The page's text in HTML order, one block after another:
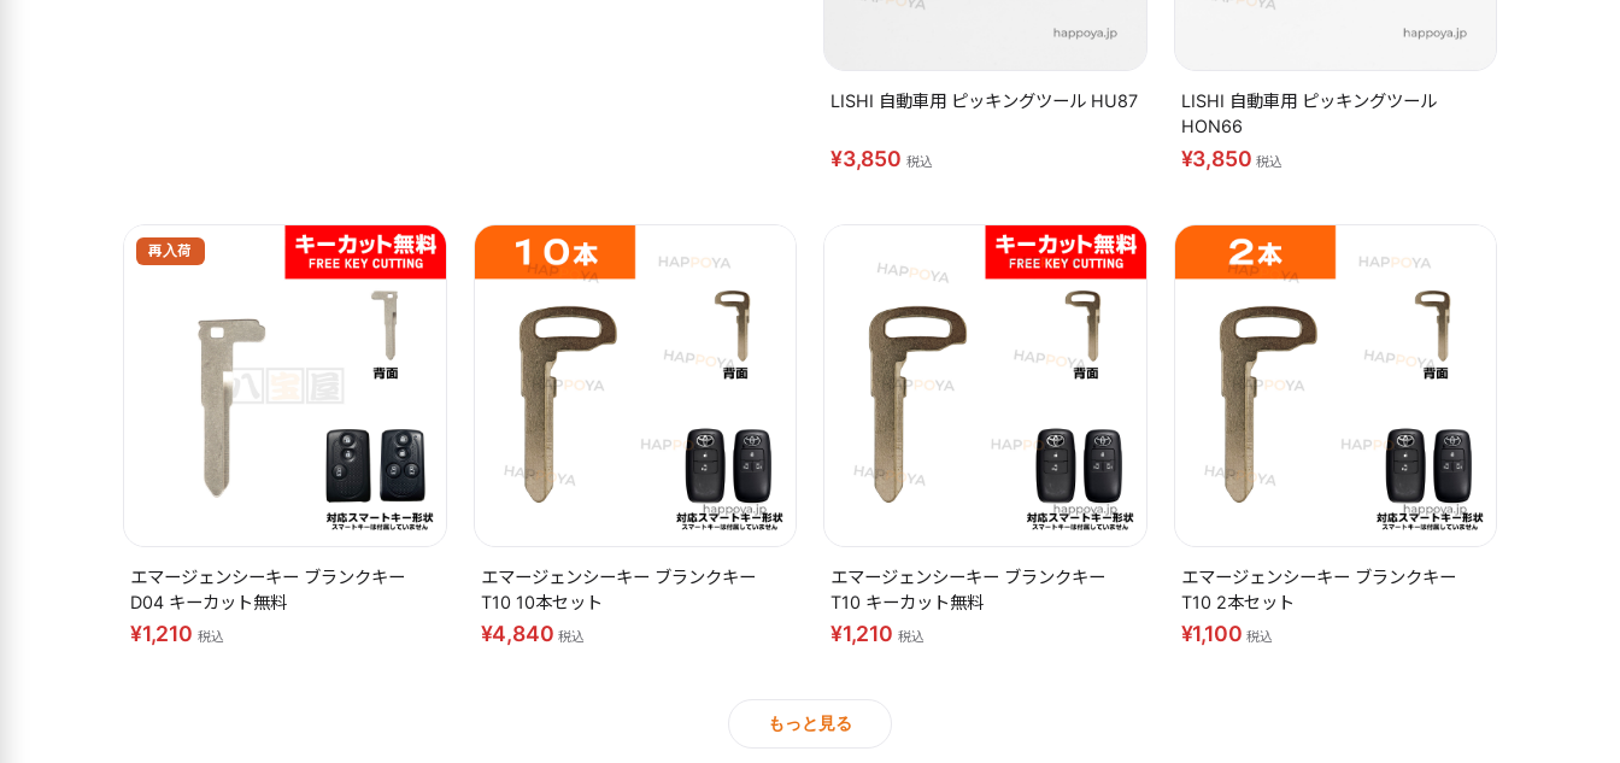
LISHI 自動車用 ピッキングツール HU87
¥3,850 税込
LISHI 自動車用 ピッキングツール
HON66
¥3,850税込
再入荷
エマージェンシーキー ブランクキー
D04 キーカット無料
¥1,210 税込
エマージェンシーキー ブランクキー
T10 10本セット
¥4,840税込
エマージェンシーキー ブランクキー
T10 キーカット無料
¥1,210 税込
エマージェンシーキー ブランクキー
T10 2本セット
¥1,100税込
もっと見る